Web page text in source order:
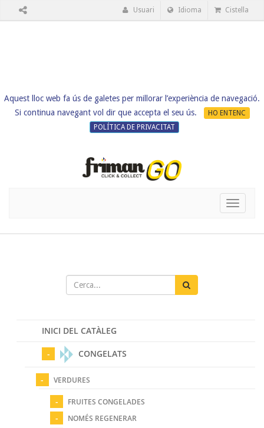
Aquest lloc web fa ús de galetes per millorar l’experiència de navegació.
Si continua navegant vol dir que accepta el seu ús.
HO ENTENC
POLÍTICA DE PRIVACITAT
Usuari Idioma Cistella
Toggle
INICI DEL CATÀLEG
CONGELATS
VERDURES
FRUITES CONGELADES
NOMÉS REGENERAR